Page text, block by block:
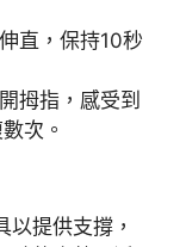
直，保持10秒
拇指，感受到
次。
提供支撐，